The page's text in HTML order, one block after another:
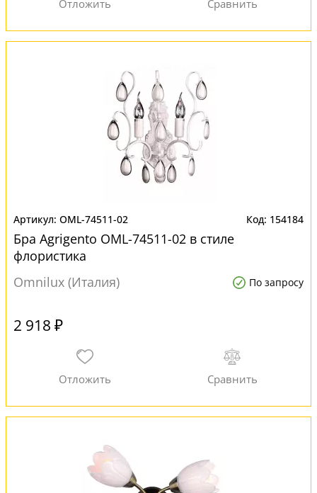
OML-74511-02 154184
Бра Agrigento OML-74511-02 в стиле
флористика
Omnilux (Италия)
По запросу
2 918 ₽